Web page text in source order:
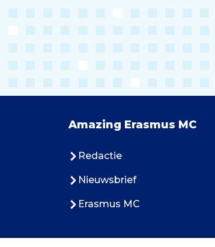
Amazing Erasmus MC
Redactie
Nieuwsbrief
Erasmus MC